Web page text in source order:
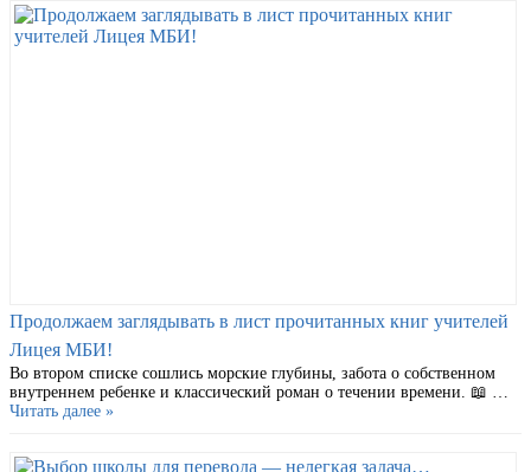
Продолжаем заглядывать в лист прочитанных книг учителей
Лицея МБИ!
Во втором списке сошлись морские глубины, забота о собственном
внутреннем ребенке и классический роман о течении времени. 📖 …
Читать далее »